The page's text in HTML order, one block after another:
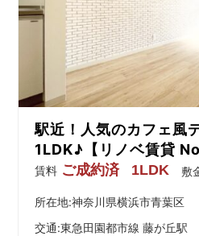
駅近！人気のカフェ風
1LDK♪【リノベ賃貸
賃料 ご成約済 1LDK 敷
所在地:神奈川県横浜市青葉区
交通:東急田園都市線 藤が丘駅